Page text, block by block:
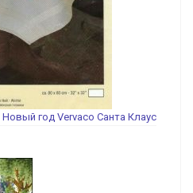
Новый год Vervaco Санта Клаус